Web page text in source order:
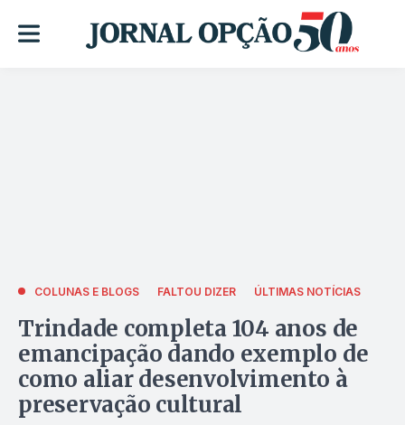
COLUNAS E BLOGS FALTOU DIZER ÚLTIMAS NOTÍCIAS
Trindade completa 104 anos de
emancipação dando exemplo de
como aliar desenvolvimento à
preservação cultural